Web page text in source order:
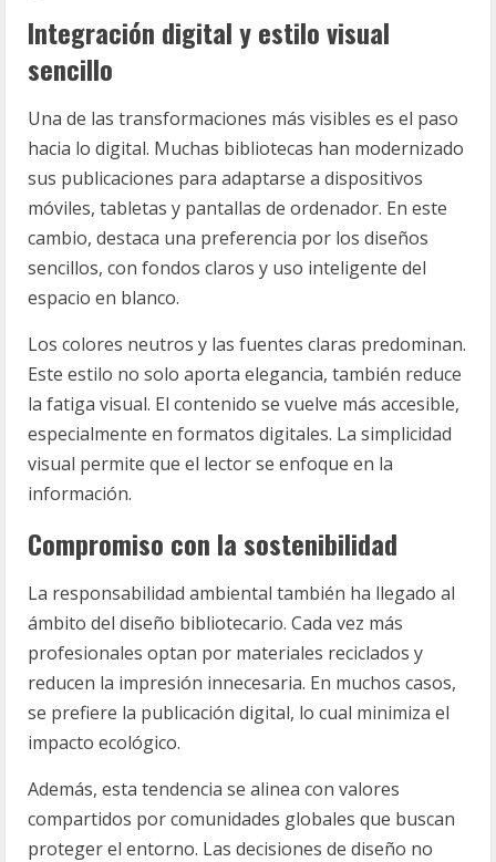
Integración digital y estilo visual
sencillo
Una de las transformaciones más visibles es el paso
hacia lo digital. Muchas bibliotecas han modernizado
sus publicaciones para adaptarse a dispositivos
móviles, tabletas y pantallas de ordenador. En este
cambio, destaca una preferencia por los diseños
sencillos, con fondos claros y uso inteligente del
espacio en blanco.
Los colores neutros y las fuentes claras predominan.
Este estilo no solo aporta elegancia, también reduce
la fatiga visual. El contenido se vuelve más accesible,
especialmente en formatos digitales. La simplicidad
visual permite que el lector se enfoque en la
información.
Compromiso con la sostenibilidad
La responsabilidad ambiental también ha llegado al
ámbito del diseño bibliotecario. Cada vez más
profesionales optan por materiales reciclados y
reducen la impresión innecesaria. En muchos casos,
se prefiere la publicación digital, lo cual minimiza el
impacto ecológico.
Además, esta tendencia se alinea con valores
compartidos por comunidades globales que buscan
proteger el entorno. Las decisiones de diseño no